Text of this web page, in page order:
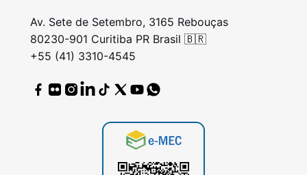
Av. Sete de Setembro, 3165 Rebouças
80230-901 Curitiba PR Brasil 🇧🇷
+55 (41) 3310-4545